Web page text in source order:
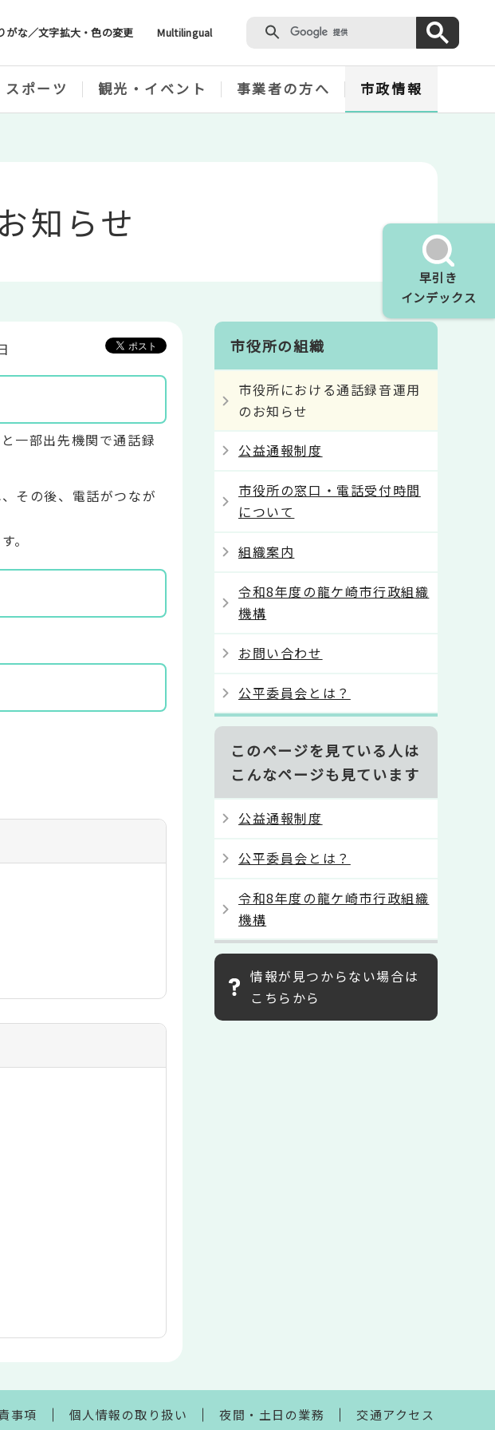
がな／文字拡大・色の変更 Multilingual
早引き
インデックス
ポーツ 観光・イベント 事業者の方へ 市政情報
知らせ
一部出先機関で通話録
その後、電話がつなが
。
市役所の組織
市役所における通話録音運用
のお知らせ
公益通報制度
市役所の窓口・電話受付時間
について
組織案内
令和8年度の龍ケ崎市行政組織
機構
お問い合わせ
公平委員会とは？
このページを見ている人は
こんなページも見ています
公益通報制度
公平委員会とは？
令和8年度の龍ケ崎市行政組織
機構
情報が見つからない場合は
こちらから
事項 個人情報の取り扱い 夜間・土日の業務 交通アクセス